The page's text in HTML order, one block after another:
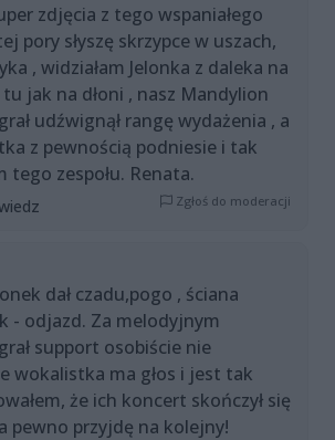
zdjęcia z tego wspaniałego
pory słyszę skrzypce w uszach,
, widziałam Jelonka z daleka na
jak na dłoni , nasz Mandylion
udźwignął rangę wydażenia , a
z pewnością podniesie i tak
tego zespołu. Renata.
Zgłoś do moderacji
dał czadu,pogo , ściana
- odjazd. Za melodyjnym
support osobiście nie
wokalistka ma głos i jest tak
że ich koncert skończył się
pewno przyjdę na kolejny!